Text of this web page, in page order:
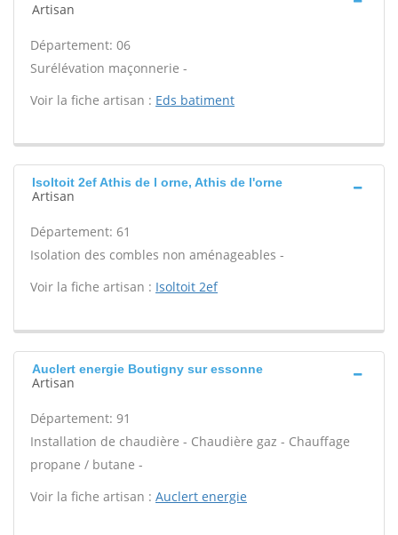
Artisan
Département: 06
Surélévation maçonnerie -
Voir la fiche artisan : Eds batiment
Isoltoit 2ef Athis de l orne, Athis de l'orne
Artisan
Département: 61
Isolation des combles non aménageables -
Voir la fiche artisan : Isoltoit 2ef
Auclert energie Boutigny sur essonne
Artisan
Département: 91
Installation de chaudière - Chaudière gaz - Chauffage
propane / butane -
Voir la fiche artisan : Auclert energie